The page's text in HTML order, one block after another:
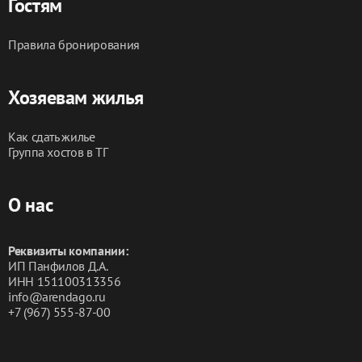
Гостям
Правила бронирования
Хозяевам жилья
Как сдать жилье
Группа хостов в ТГ
О нас
Реквизиты компании:
ИП Панфилов Д.А.
ИНН 151100313356
info@arendago.ru
+7 (967) 555-87-00